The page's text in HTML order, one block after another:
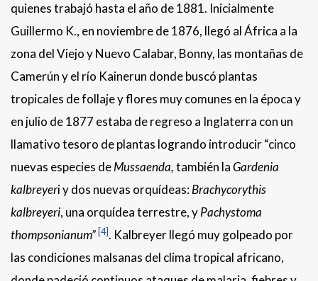
quienes trabajó hasta el año de 1881. Inicialmente
Guillermo K., en noviembre de 1876, llegó al África a la
zona del Viejo y Nuevo Calabar, Bonny, las montañas de
Camerún y el río Kainerun donde buscó plantas
tropicales de follaje y flores muy comunes en la época y
en julio de 1877 estaba de regreso a Inglaterra con un
llamativo tesoro de plantas logrando introducir “cinco
nuevas especies deMussaenda,también laGardenia
kalbreyeri y dos nuevas orquídeas:Brachycorythis
kalbreyeri, una orquídea terrestre, yPachystoma
thompsonianum” [4]. Kalbreyer llegó muy golpeado por
las condiciones malsanas del clima tropical africano,